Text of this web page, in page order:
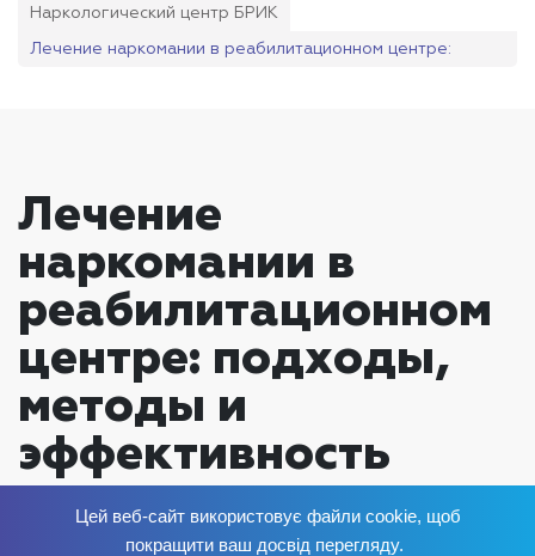
Цей веб-сайт використовує файли cookie, щоб
покращити ваш досвід перегляду.
Избавься от зависимостисейчас
Наркологический центр БРИК
Лечение наркомании в реабилитационном центре:
Лечение
наркомании в
реабилитационном
центре: подходы,
методы и
эффективность
программ
Опубликовано: